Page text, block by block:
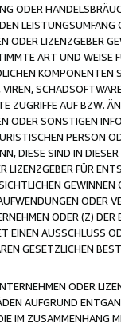
ODER
ODER LIZENZGEBER
ART UND
ZUGRIFFE AUF BZW.
ODER SONSTIGEN
PERSON
DIESE SIND IN
LIZENZGEBER FÜR
ODER
ODER (Z)
EINEN AUSSCHLUSS
GESETZLICHEN
ODER
AUFGRUND
IM ZUSAMMENHANG